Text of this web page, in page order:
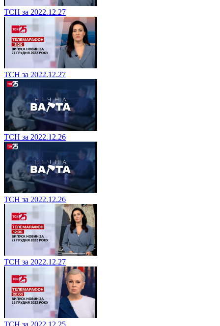
ТСН за 2022.12.27
ТСН за 2022.12.27
ТСН за 2022.12.26
ТСН за 2022.12.26
ТСН за 2022.12.27
ТСН за 2022.12.25